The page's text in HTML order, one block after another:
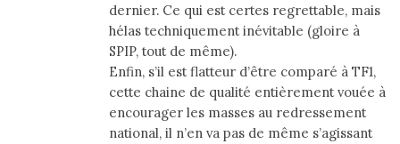
dernier. Ce qui est certes regrettable, mais
hélas techniquement inévitable (gloire à
SPIP, tout de même).
Enfin, s’il est flatteur d’être comparé à TF1,
cette chaine de qualité entièrement vouée à
encourager les masses au redressement
national, il n’en va pas de même s’agissant